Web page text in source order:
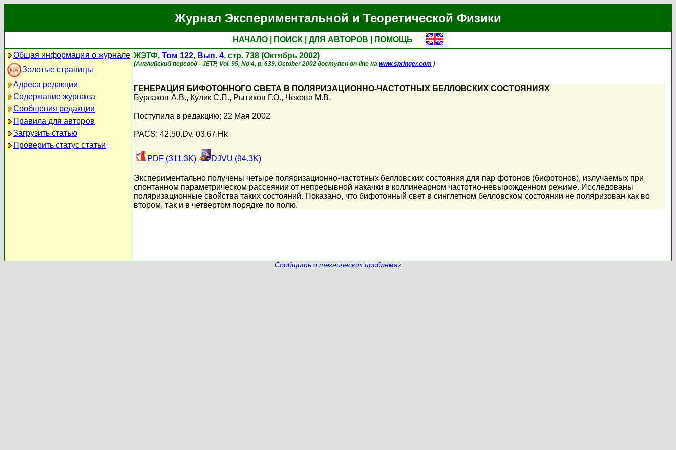
Журнал Экспериментальной и Теоретической Физики
НАЧАЛО ПОИСК ДЛЯ АВТОРОВ
ПОМОЩЬ
Общая информация о журнале
Золотые страницы
Адреса редакции
Содержание журнала
Сообщения редакции
Правила для авторов
Загрузить статью
Проверить статус статьи
ЖЭТФ, Том 122, Вып. 4, стр. 738 (Октябрь 2002)
(Английский перевод - JETP, Vol. 95, No 4, p. 639, October 2002 доступен on-line на www.springer.com )
ГЕНЕРАЦИЯ БИФОТОННОГО СВЕТА В ПОЛЯРИЗАЦИОННО-ЧАСТОТНЫХ БЕЛЛОВСКИХ СОСТОЯНИЯХ
Бурлаков А.В., Кулик С.П., Рытиков Г.О., Чехова М.В.
Поступила в редакцию: 22 Мая 2002
PACS: 42.50.Dv, 03.67.Hk
PDF (311.3K) DJVU (94.3K)
Экспериментально получены четыре поляризационно-частотных белловских состояния для пар фотонов (бифотонов), излучаемых при
спонтанном параметрическом рассеянии от непрерывной накачки в коллинеарном частотно-невырожденном режиме. Исследованы
поляризационные свойства таких состояний. Показано, что бифотонный свет в синглетном белловском состоянии не поляризован как во
втором, так и в четвертом порядке по полю.
Сообщить о технических проблемах